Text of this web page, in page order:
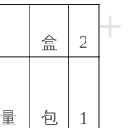
+
盒 2
包 1